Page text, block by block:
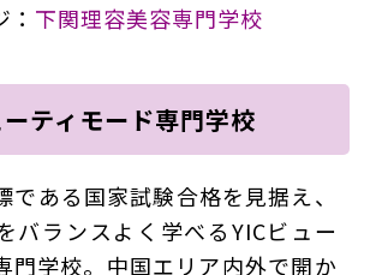
下関理容美容専門学校
ティモード専門学校
である国家試験合格を見据え、
バランスよく学べるYICビュー
門学校。中国エリア内外で開か